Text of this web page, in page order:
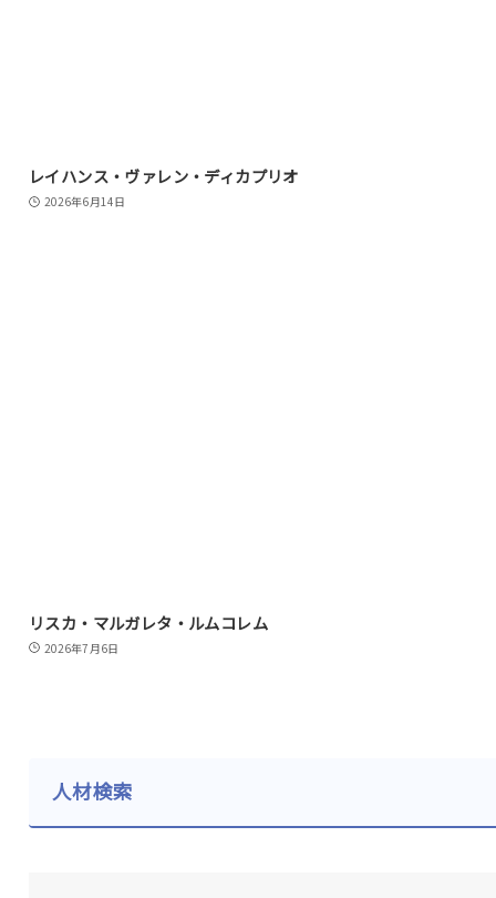
レイハンス・ヴァレン・ディカプリオ
2026年6月14日
リスカ・マルガレタ・ルムコレム
2026年7月6日
人材検索